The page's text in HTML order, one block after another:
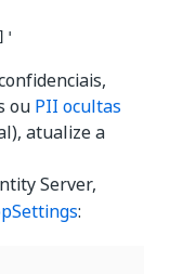
ou PII ocultas
atualize a
Server,
: